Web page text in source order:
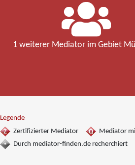
1 weiterer Mediator im Gebiet
Legende
Zertifizierter Mediator
Mediator
Durch mediator-finden.de recherchiert